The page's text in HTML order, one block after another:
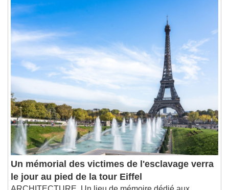
Un mémorial des victimes de l'esclavage verra
le jour au pied de la tour Eiffel